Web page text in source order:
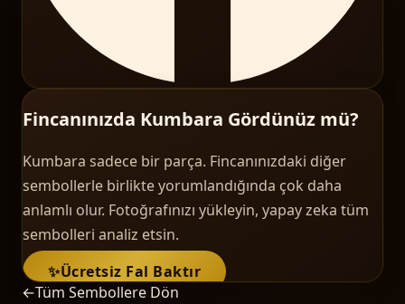
Fincanınızda Kumbara Gördünüz mü?
Kumbara sadece bir parça. Fincanınızdaki diğer
sembollerle birlikte yorumlandığında çok daha
anlamlı olur. Fotoğrafınızı yükleyin, yapay zeka tüm
sembolleri analiz etsin.
✨Ücretsiz Fal Baktır
←Tüm Sembollere Dön